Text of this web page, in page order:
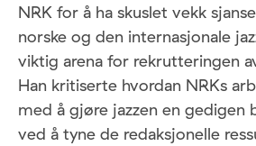
NRK for å ha skuslet vekk
norske og den internasjonale
viktig arena for rekrutteringen
Han kritiserte hvordan NRKs
med å gjøre jazzen en gedigen
ved å tyne de redaksjonelle